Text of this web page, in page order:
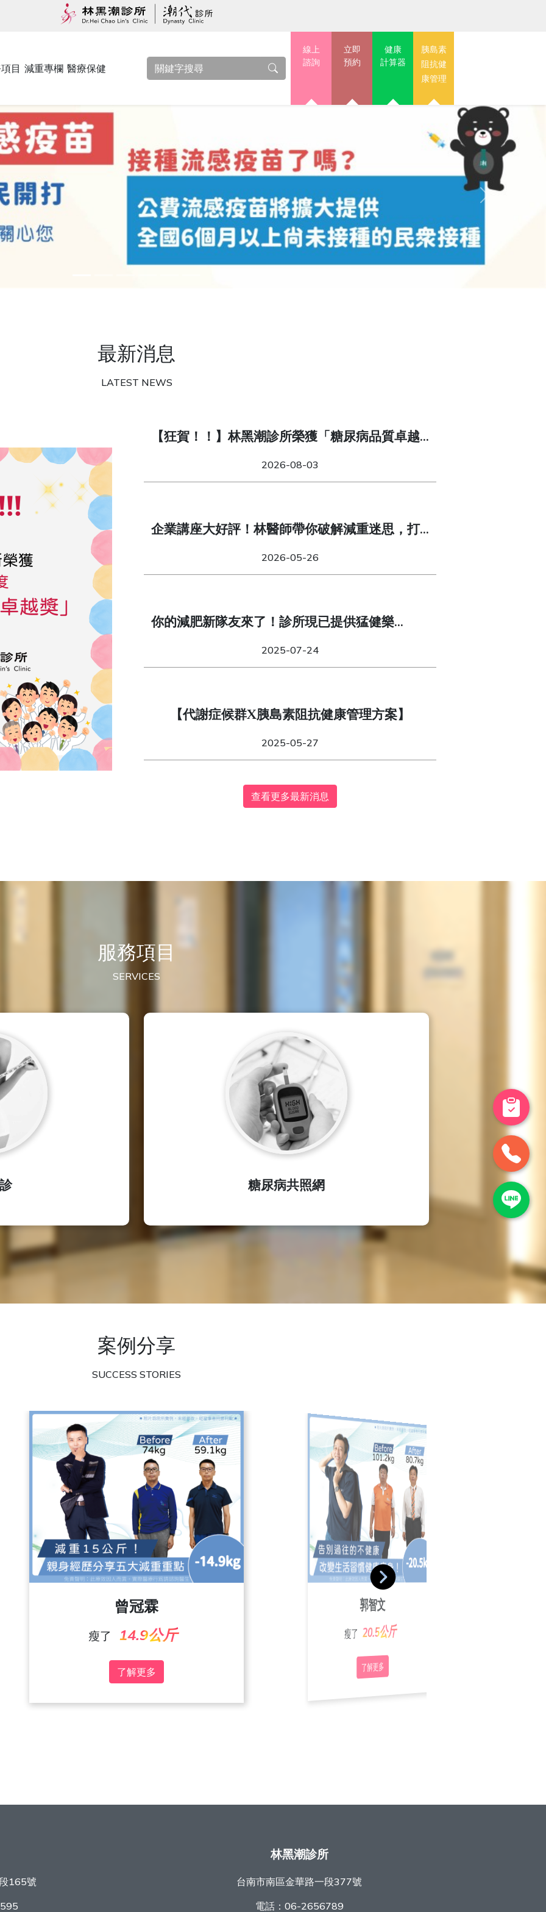
目 減重專欄 醫療保健
線上
諮詢
立即
預約
健康
計算器
胰島素
阻抗健
康管理
Next
最新消息
LATEST NEWS
【狂賀！！】林黑潮診所榮獲「糖尿病品質卓越
2026-08-03
企業講座大好評！林醫師帶你破解減重迷思，打
2026-05-26
你的減肥新隊友來了！診所現已提供猛健樂
2025-07-24
【代謝症候群X胰島素阻抗健康管理方案】
2025-05-27
查看更多最新消息
服務項目
SERVICES
糖尿病共照網
案例分享
SUCCESS STORIES
曾冠霖
瘦了
14.9公斤
了解更多
郭智文
瘦了 20.5公斤
了解更多
朱彥吉
瘦了
24.4公斤
165號
林黑潮診所
台南市南區金華路一段377號
電話： 06-2656789